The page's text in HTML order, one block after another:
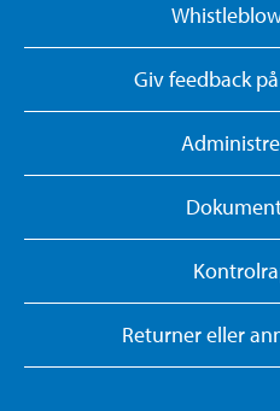
Giv feedback
Returner eller